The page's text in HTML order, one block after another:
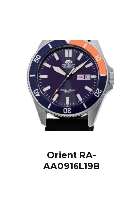
Orient RA-
AA0916L19B